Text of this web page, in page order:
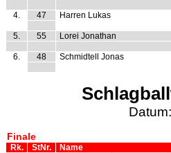
4. 47 Harren Lukas
5. 55 Lorei Jonathan
6. 48 Schmidtell Jonas
Finale
Rk. StNr. Name